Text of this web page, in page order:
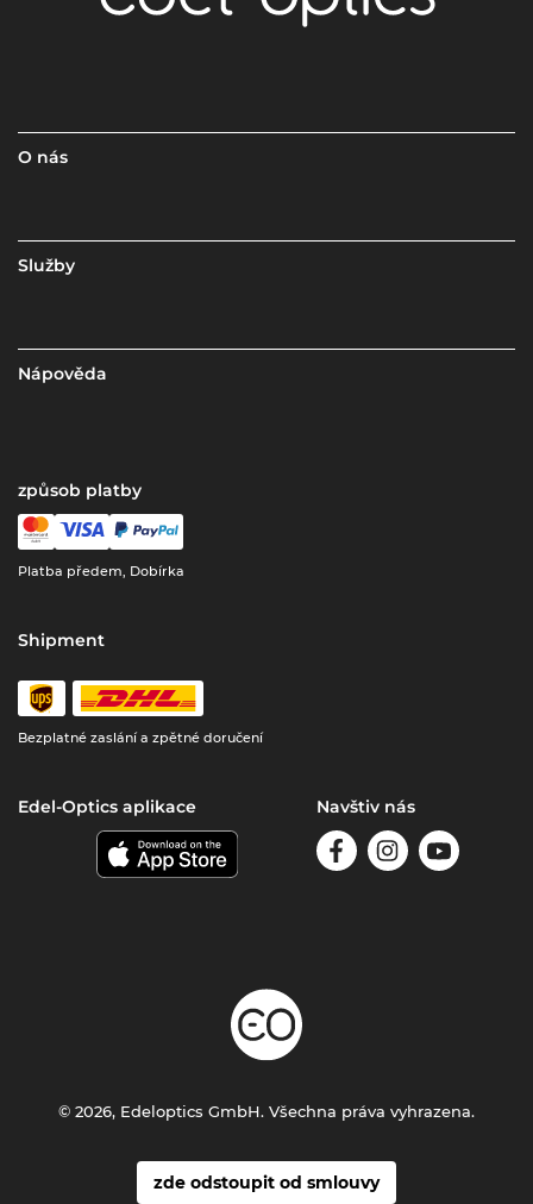
O nás
Služby
Nápověda
způsob platby
Platba předem, Dobírka
Shipment
Bezplatné zaslání a zpětné doručení
Edel-Optics aplikace Navštiv nás
zde odstoupit od smlouvy
© 2026, Edeloptics GmbH. Všechna práva vyhrazena.